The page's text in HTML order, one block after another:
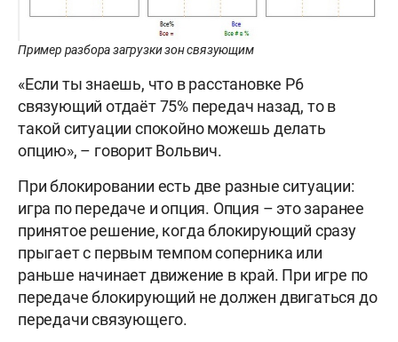
Пример разбора загрузки зон связующим
«Если ты знаешь, что в расстановке P6
связующий отдаёт 75% передач назад, то в
такой ситуации спокойно можешь делать
опцию», – говорит Вольвич.
При блокировании есть две разные ситуации:
игра по передаче и опция. Опция – это заранее
принятое решение, когда блокирующий сразу
прыгает с первым темпом соперника или
раньше начинает движение в край. При игре по
передаче блокирующий не должен двигаться до
передачи связующего.